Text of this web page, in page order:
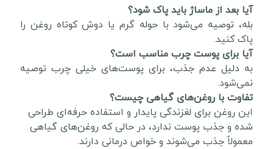
آیا بعد از ماساژ باید پاک شود؟
بله، توصیه می‌شود با حوله گرم یا دوش کوتاه روغن را
پاک کنید.
آیا برای پوست چرب مناسب است؟
به دلیل عدم جذب، برای پوست‌های خیلی چرب توصیه
نمی‌شود.
تفاوت با روغن‌های گیاهی چیست؟
این روغن برای لغزندگی پایدار و استفاده حرفه‌ای طراحی
شده و جذب پوست ندارد، در حالی که روغن‌های گیاهی
معمولاً جذب می‌شوند و خواص درمانی دارند.